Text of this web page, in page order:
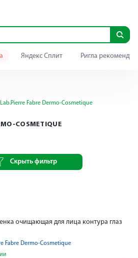
Яндекс Сплит Ригла
Lab.Pierre Fabre Dermo-Cosmetique
COSMETIQUE
Скрыть фильтр
очищающая для лица контура глаз
Fabre Dermo-Cosmetique